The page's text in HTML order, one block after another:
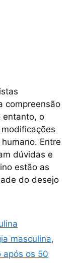
compreensão
entanto, o
Entre
dúvidas e
estão as
do desejo
masculina,
após os 50